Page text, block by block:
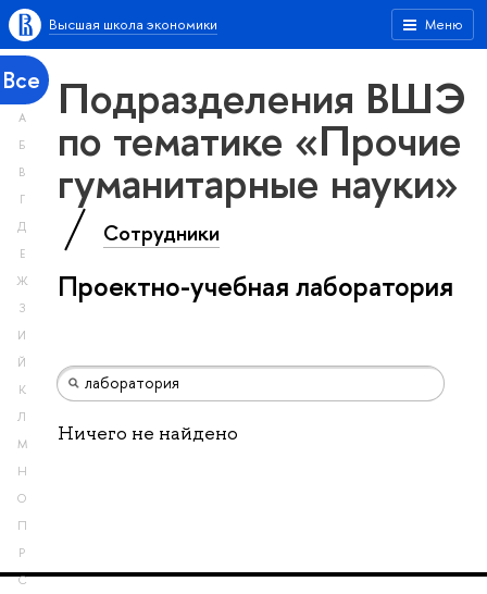
Меню
Высшая школа экономики
Все
А
Б
В
Г
Д
Е
Ж
З
И
Й
К
Л
М
Н
О
П
Р
С
Подразделения ВШЭ
по тематике «Прочие
гуманитарные науки»
Сотрудники
Проектно-учебная лаборатория
Ничего не найдено